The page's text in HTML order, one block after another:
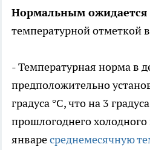
Нормальным ожидается
температурной отметкой в
- Температурная норма в
предположительно
градуса °C, что на 3
прошлогоднего
январесреднемесячную